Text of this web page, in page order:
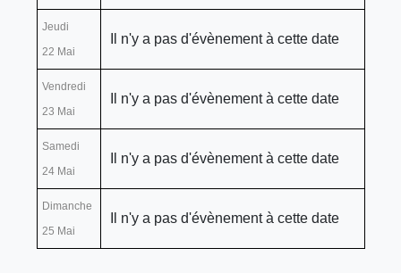
Jeudi
22 Mai
Il n'y a pas d'évènement à cette date
Vendredi
23 Mai
Il n'y a pas d'évènement à cette date
Samedi
24 Mai
Il n'y a pas d'évènement à cette date
Dimanche
25 Mai
Il n'y a pas d'évènement à cette date